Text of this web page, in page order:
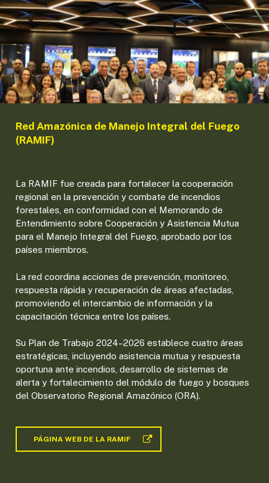
Red Amazónica de Manejo Integral del Fuego
(RAMIF)
La RAMIF fue creada para fortalecer la cooperación
regional en la prevención y combate de incendios
forestales, en conformidad con el Memorando de
Entendimiento sobre Cooperación y Asistencia Mutua
para el Manejo Integral del Fuego, aprobado por los
países miembros.
La red coordina acciones de prevención, monitoreo,
respuesta rápida y recuperación de áreas afectadas,
promoviendo el intercambio de información y la
capacitación técnica entre los países.
Su Plan de Trabajo 2024–2026 establece cuatro áreas
estratégicas, incluyendo asistencia mutua y respuesta
oportuna ante incendios, desarrollo de sistemas de
alerta y fortalecimiento del módulo de fuego y bosques
del Observatorio Regional Amazónico (ORA).
PÁGINA WEB DE LA RAMIF